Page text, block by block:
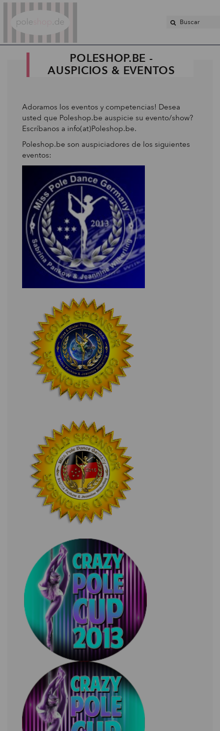
POLESHOP.BE -
AUSPICIOS & EVENTOS
Adoramos los eventos y competencias! Desea
usted que Poleshop.be auspicie su evento/show?
Escríbanos a info(at)Poleshop.be.
Poleshop.be son auspiciadores de los siguientes
eventos: